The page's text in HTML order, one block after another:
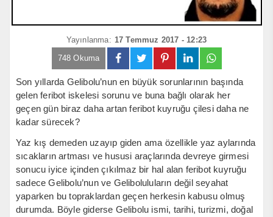
Yayınlanma: 17 Temmuz 2017 - 12:23
748 Okuma
Son yıllarda Gelibolu’nun en büyük sorunlarının başında
gelen feribot iskelesi sorunu ve buna bağlı olarak her
geçen gün biraz daha artan feribot kuyruğu çilesi daha ne
kadar sürecek?
Yaz kış demeden uzayıp giden ama özellikle yaz aylarında
sıcakların artması ve hususi araçlarında devreye girmesi
sonucu iyice içinden çıkılmaz bir hal alan feribot kuyruğu
sadece Gelibolu’nun ve Geliboluluların değil seyahat
yaparken bu topraklardan geçen herkesin kabusu olmuş
durumda. Böyle giderse Gelibolu ismi, tarihi, turizmi, doğal